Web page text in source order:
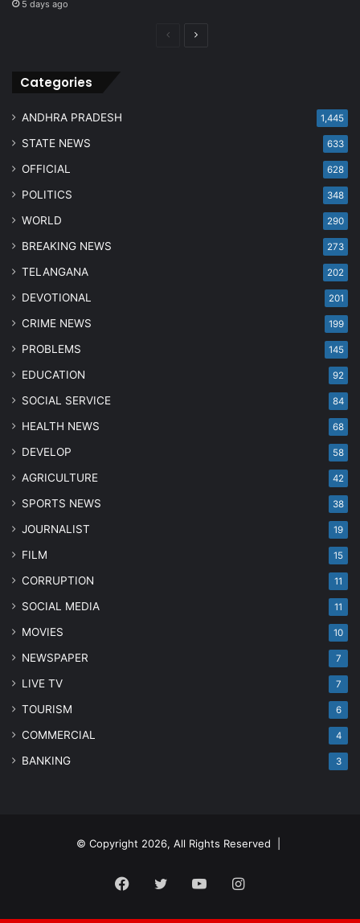
5 days ago
PreviousNext
Categories
ANDHRA PRADESH 1,445
STATE NEWS 633
OFFICIAL 628
POLITICS 348
WORLD 290
BREAKING NEWS 273
TELANGANA 202
DEVOTIONAL 201
CRIME NEWS 199
PROBLEMS 145
EDUCATION 92
SOCIAL SERVICE 84
HEALTH NEWS 68
DEVELOP 58
AGRICULTURE 42
SPORTS NEWS 38
JOURNALIST 19
FILM 15
CORRUPTION 11
SOCIAL MEDIA 11
MOVIES 10
NEWSPAPER 7
LIVE TV 7
TOURISM 6
COMMERCIAL 4
BANKING 3
© Copyright 2026, All Rights Reserved |
Facebook
TwitterYouTubeInstagram